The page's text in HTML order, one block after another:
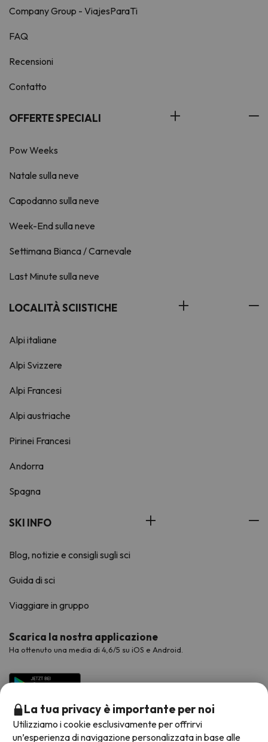
Company Group - ViajesParaTi
FAQ
Recensioni
Contatto
OFFERTE SPECIALI
Pow Weeks
Natale sulla neve
Capodanno sulla neve
Week-End sulla neve
Settimana Bianca / Carnevale
Last Minute sulla neve
LOCALITÀ SCIISTICHE
Alpi italiane
Alpi Svizzere
Alpi Francesi
Alpi austriache
Pirinei Francesi
Andorra
Spagna
SKI INFO
Blog, notizie e consigli sugli sci
Guida di sci
Viaggiare in gruppo
Scarica la nostra applicazione
Ha ottenuto una media di 4,6/5 su iOS e Android.
La tua privacy è importante per noi
Utilizziamo i cookie esclusivamente per offrirvi
un’esperienza di navigazione personalizzata in base alle